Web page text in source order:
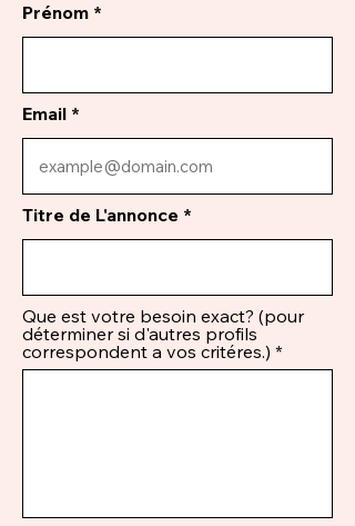
Prénom
Email
Titre de L'annonce
Que est votre besoin exact? (pour
déterminer si d'autres profils
correspondent a vos critéres.)